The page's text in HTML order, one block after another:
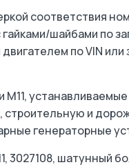
соответствия
шайбами по
по VIN или
строительную и
генераторные
3027108, шатунный